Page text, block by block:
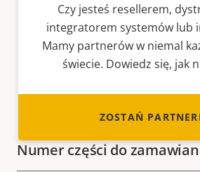
Czy jesteś resellerem,
integratorem systemów lub
Mamy partnerów w niemal
świecie. Dowiedz się, jak
ZOSTAŃ
Numer części do